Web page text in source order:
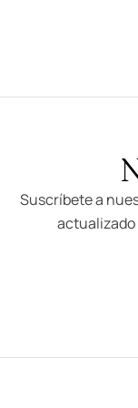
Suscríbete a
actualizado